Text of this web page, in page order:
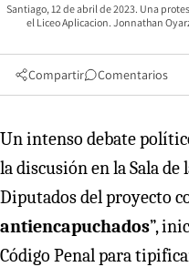
Santiago, 12 de abril de 2023. Una
el Liceo Aplicacion. Jonnathan
Compartir Comentarios
Un intenso debate
la discusión en la Sala de
Diputados del proyecto
antiencapuchados”,
Código Penal para